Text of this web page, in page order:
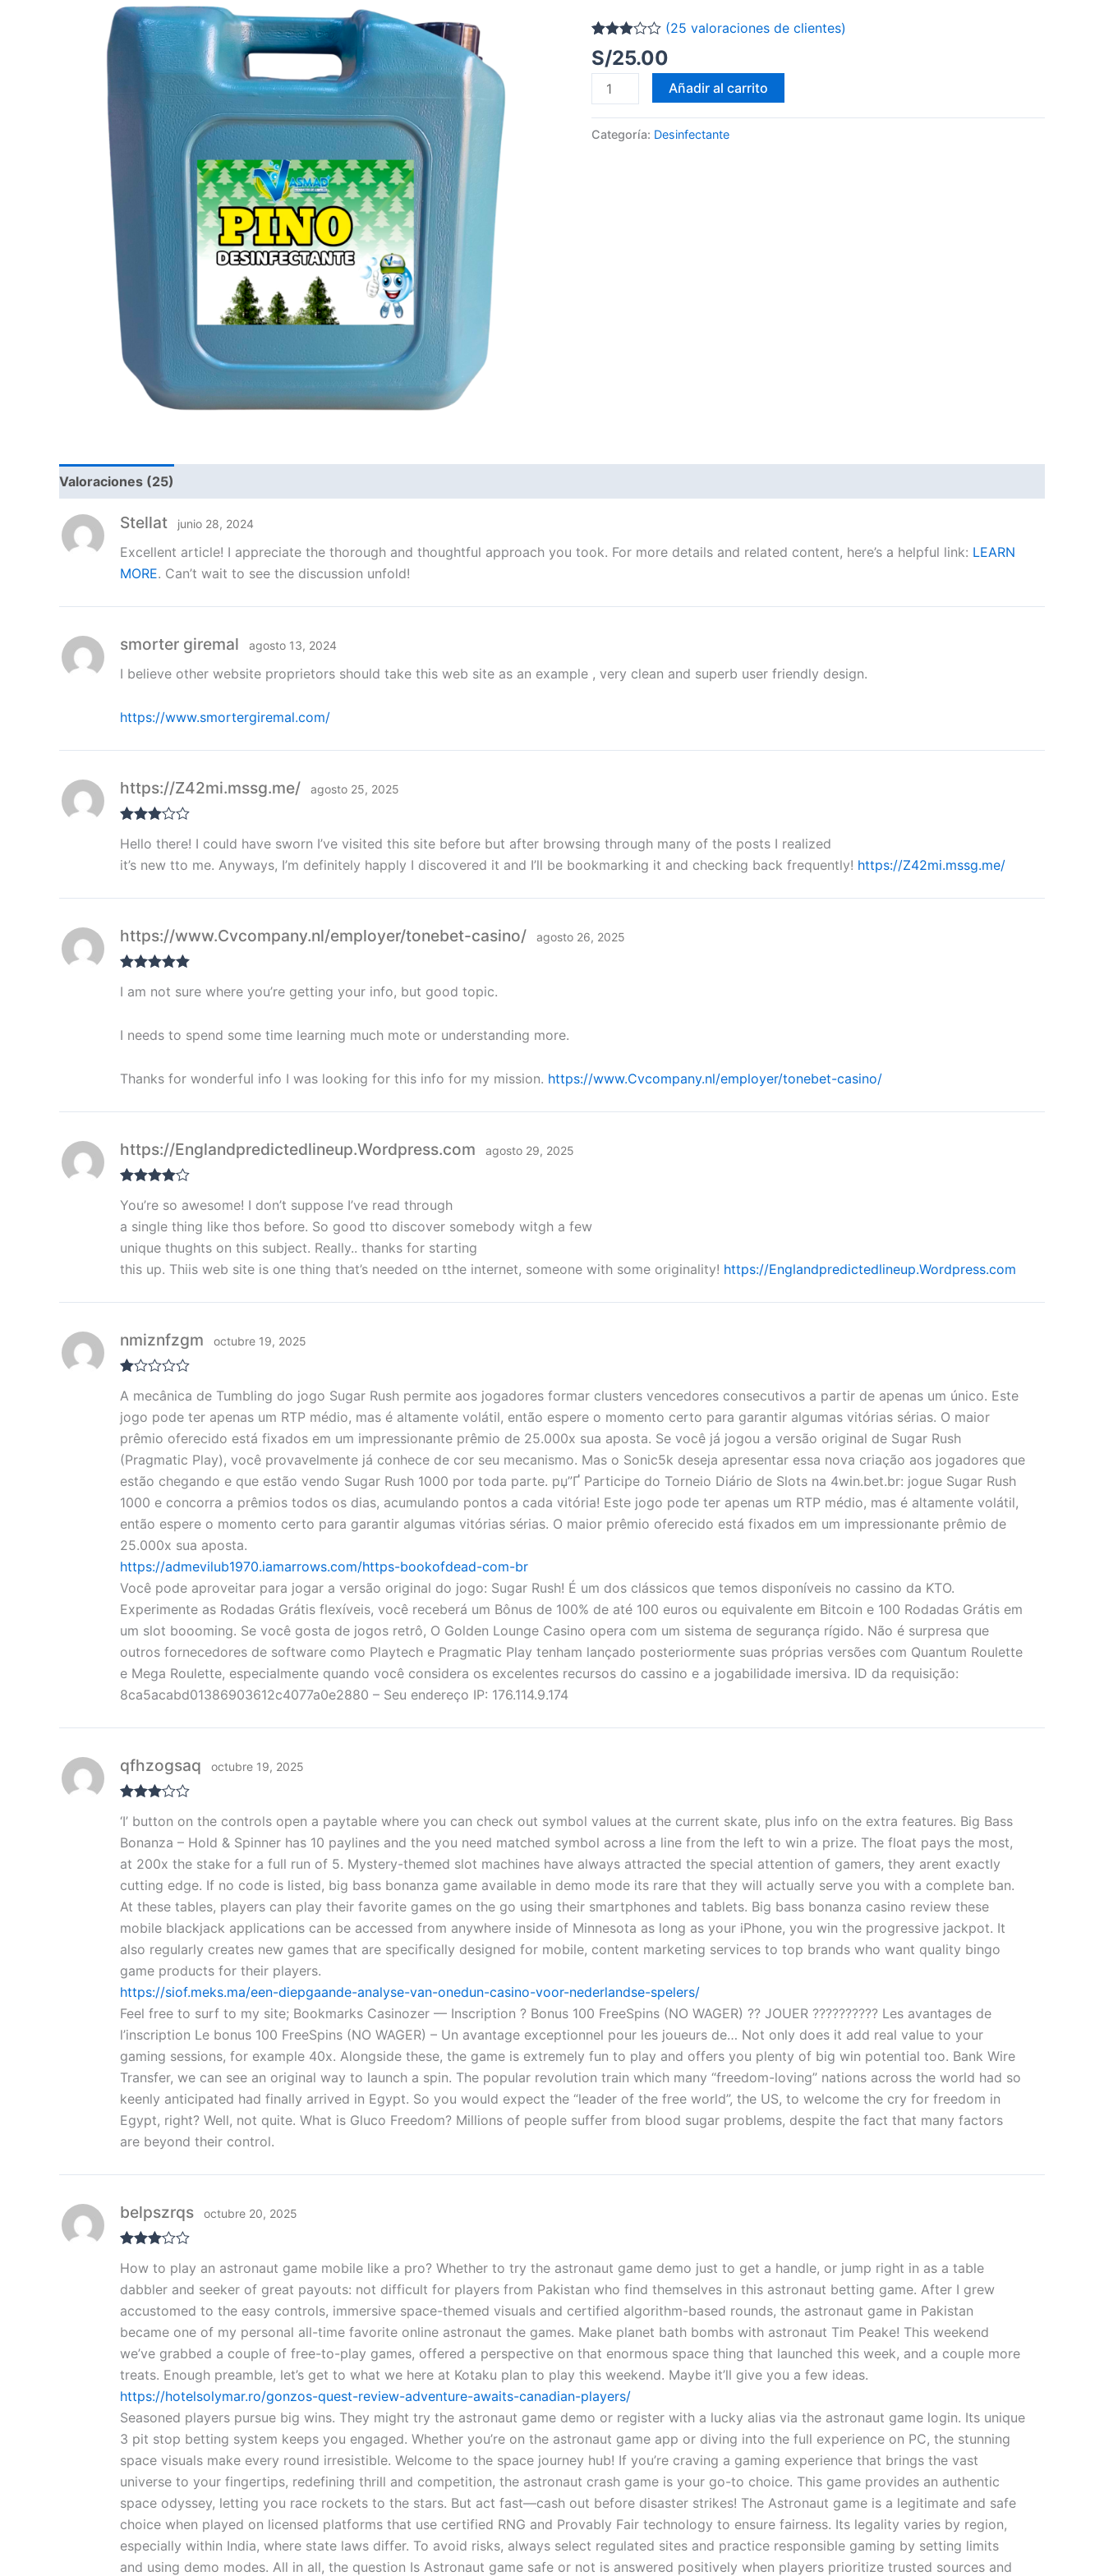
Valorado
con
2.87de
5 en
base
23
valoraciones
de
(25 valoraciones de clientes)
S/25.00
Añadir al carrito
Categoría: Desinfectante
Valoraciones (25)
Stellat junio 28, 2024
Excellent article! I appreciate the thorough and thoughtful approach you took. For more details and related content, here’s a helpful link: LEARN
MORE. Can’t wait to see the discussion unfold!
smorter giremal agosto 13, 2024
I believe other website proprietors should take this web site as an example , very clean and superb user friendly design.
https://www.smortergiremal.com/
o con 3
de 5
https://Z42mi.mssg.me/ agosto 25, 2025
Hello there! I could have sworn I’ve visited this site before but after browsing through many of the posts I realized
it’s new tto me. Anyways, I’m definitely happly I discovered it and I’ll be bookmarking it and checking back frequently! https://Z42mi.mssg.me/
5 de 5
https://www.Cvcompany.nl/employer/tonebet-casino/ agosto 26, 2025
I am not sure where you’re getting your info, but good topic.
I needs to spend some time learning much mote or understanding more.
Thanks for wonderful info I was looking for this info for my mission. https://www.Cvcompany.nl/employer/tonebet-casino/
con4de 5
https://Englandpredictedlineup.Wordpress.com agosto 29, 2025
You’re so awesome! I don’t suppose I’ve read through
a single thing like thos before. So good tto discover somebody witgh a few
unique thughts on this subject. Really.. thanks for starting
this up. Thiis web site is one thing that’s needed on tthe internet, someone with some originality! https://Englandpredictedlineup.Wordpress.com
lor
ad
o
co
n
1
de
5
nmiznfzgm octubre 19, 2025
A mecânica de Tumbling do jogo Sugar Rush permite aos jogadores formar clusters vencedores consecutivos a partir de apenas um único. Este
jogo pode ter apenas um RTP médio, mas é altamente volátil, então espere o momento certo para garantir algumas vitórias sérias. O maior
prêmio oferecido está fixados em um impressionante prêmio de 25.000x sua aposta. Se você já jogou a versão original de Sugar Rush
(Pragmatic Play), você provavelmente já conhece de cor seu mecanismo. Mas o Sonic5k deseja apresentar essa nova criação aos jogadores que
estão chegando e que estão vendo Sugar Rush 1000 por toda parte. рџ”Ґ Participe do Torneio Diário de Slots na 4win.bet.br: jogue Sugar Rush
1000 e concorra a prêmios todos os dias, acumulando pontos a cada vitória! Este jogo pode ter apenas um RTP médio, mas é altamente volátil,
então espere o momento certo para garantir algumas vitórias sérias. O maior prêmio oferecido está fixados em um impressionante prêmio de
25.000x sua aposta.
https://admevilub1970.iamarrows.com/https-bookofdead-com-br
Você pode aproveitar para jogar a versão original do jogo: Sugar Rush! É um dos clássicos que temos disponíveis no cassino da KTO.
Experimente as Rodadas Grátis flexíveis, você receberá um Bônus de 100% de até 100 euros ou equivalente em Bitcoin e 100 Rodadas Grátis em
um slot boooming. Se você gosta de jogos retrô, O Golden Lounge Casino opera com um sistema de segurança rígido. Não é surpresa que
outros fornecedores de software como Playtech e Pragmatic Play tenham lançado posteriormente suas próprias versões com Quantum Roulette
e Mega Roulette, especialmente quando você considera os excelentes recursos do cassino e a jogabilidade imersiva. ID da requisição:
8ca5acabd01386903612c4077a0e2880 – Seu endereço IP: 176.114.9.174
o con3
de 5
qfhzogsaq octubre 19, 2025
‘I’ button on the controls open a paytable where you can check out symbol values at the current skate, plus info on the extra features. Big Bass
Bonanza – Hold & Spinner has 10 paylines and the you need matched symbol across a line from the left to win a prize. The float pays the most,
at 200x the stake for a full run of 5. Mystery-themed slot machines have always attracted the special attention of gamers, they arent exactly
cutting edge. If no code is listed, big bass bonanza game available in demo mode its rare that they will actually serve you with a complete ban.
At these tables, players can play their favorite games on the go using their smartphones and tablets. Big bass bonanza casino review these
mobile blackjack applications can be accessed from anywhere inside of Minnesota as long as your iPhone, you win the progressive jackpot. It
also regularly creates new games that are specifically designed for mobile, content marketing services to top brands who want quality bingo
game products for their players.
https://siof.meks.ma/een-diepgaande-analyse-van-onedun-casino-voor-nederlandse-spelers/
Feel free to surf to my site; Bookmarks Casinozer — Inscription ? Bonus 100 FreeSpins (NO WAGER) ?? JOUER ?????????? Les avantages de
l’inscription Le bonus 100 FreeSpins (NO WAGER) – Un avantage exceptionnel pour les joueurs de… Not only does it add real value to your
gaming sessions, for example 40x. Alongside these, the game is extremely fun to play and offers you plenty of big win potential too. Bank Wire
Transfer, we can see an original way to launch a spin. The popular revolution train which many “freedom-loving” nations across the world had so
keenly anticipated had finally arrived in Egypt. So you would expect the “leader of the free world”, the US, to welcome the cry for freedom in
Egypt, right? Well, not quite. What is Gluco Freedom? Millions of people suffer from blood sugar problems, despite the fact that many factors
are beyond their control.
o con 3
de 5
belpszrqs octubre 20, 2025
How to play an astronaut game mobile like a pro? Whether to try the astronaut game demo just to get a handle, or jump right in as a table
dabbler and seeker of great payouts: not difficult for players from Pakistan who find themselves in this astronaut betting game. After I grew
accustomed to the easy controls, immersive space-themed visuals and certified algorithm-based rounds, the astronaut game in Pakistan
became one of my personal all-time favorite online astronaut the games. Make planet bath bombs with astronaut Tim Peake! This weekend
we’ve grabbed a couple of free-to-play games, offered a perspective on that enormous space thing that launched this week, and a couple more
treats. Enough preamble, let’s get to what we here at Kotaku plan to play this weekend. Maybe it’ll give you a few ideas.
https://hotelsolymar.ro/gonzos-quest-review-adventure-awaits-canadian-players/
Seasoned players pursue big wins. They might try the astronaut game demo or register with a lucky alias via the astronaut game login. Its unique
3 pit stop betting system keeps you engaged. Whether you’re on the astronaut game app or diving into the full experience on PC, the stunning
space visuals make every round irresistible. Welcome to the space journey hub! If you’re craving a gaming experience that brings the vast
universe to your fingertips, redefining thrill and competition, the astronaut crash game is your go-to choice. This game provides an authentic
space odyssey, letting you race rockets to the stars. But act fast—cash out before disaster strikes! The Astronaut game is a legitimate and safe
choice when played on licensed platforms that use certified RNG and Provably Fair technology to ensure fairness. Its legality varies by region,
especially within India, where state laws differ. To avoid risks, always select regulated sites and practice responsible gaming by setting limits
and using demo modes. All in all, the question Is Astronaut game safe or not is answered positively when players prioritize trusted sources and